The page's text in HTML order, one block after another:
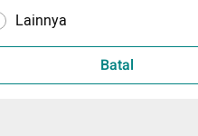
Lainnya
Batal